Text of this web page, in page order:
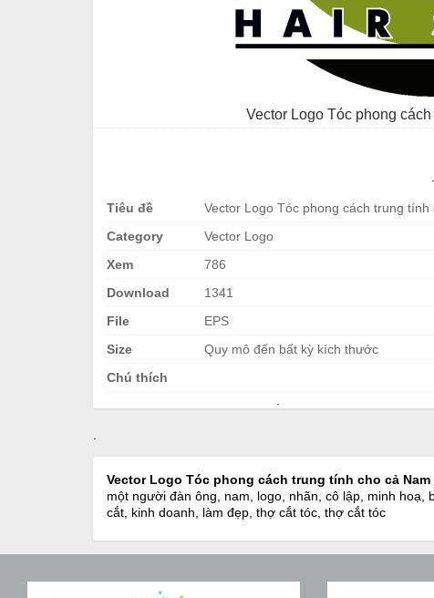
Vector Logo Tóc phong
Tiêu đề
Vector Logo Tóc phong cách trung
Category
Vector Logo
Xem
786
Download
1341
File
EPS
Size
Quy mô đến bất kỳ kích thước
Chú thích
Vector Logo Tóc phong cách trung tính cho cả Nam
một người đàn ông, nam, logo, nhãn, cô lập, minh
cắt, kinh doanh, làm đẹp, thợ cắt tóc, thợ cắt tóc